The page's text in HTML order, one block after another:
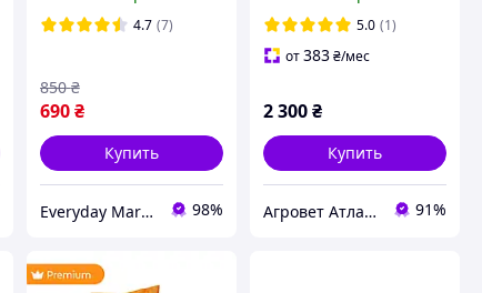
звеньями
4.7 (7)
690 ₴
850 ₴
Купить
Everyday Market 0965612251 98%
5.0 (1)
от383₴/мес
2 300₴
Купить
Агровет Атлантик 91%